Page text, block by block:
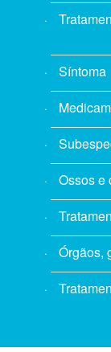
Síntoma
Ossos e
Órgãos,